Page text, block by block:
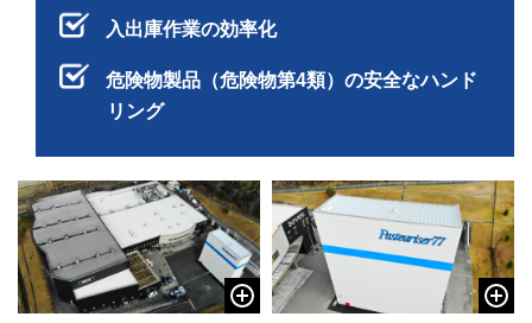
入出庫作業の効率化
危険物製品（危険物第4類）の安全なハンド
リング